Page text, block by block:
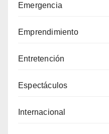
Emergencia
Emprendimiento
Entretención
Espectáculos
Internacional